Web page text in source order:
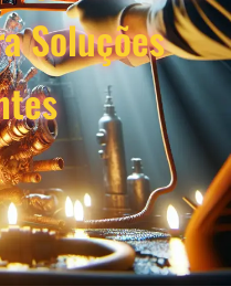
Soluções